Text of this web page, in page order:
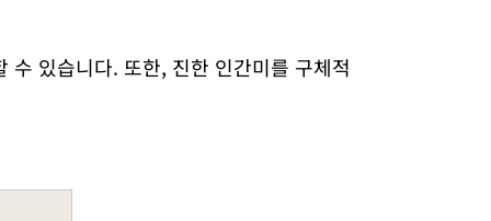
있습니다. 또한, 진한 인간미를 구체적